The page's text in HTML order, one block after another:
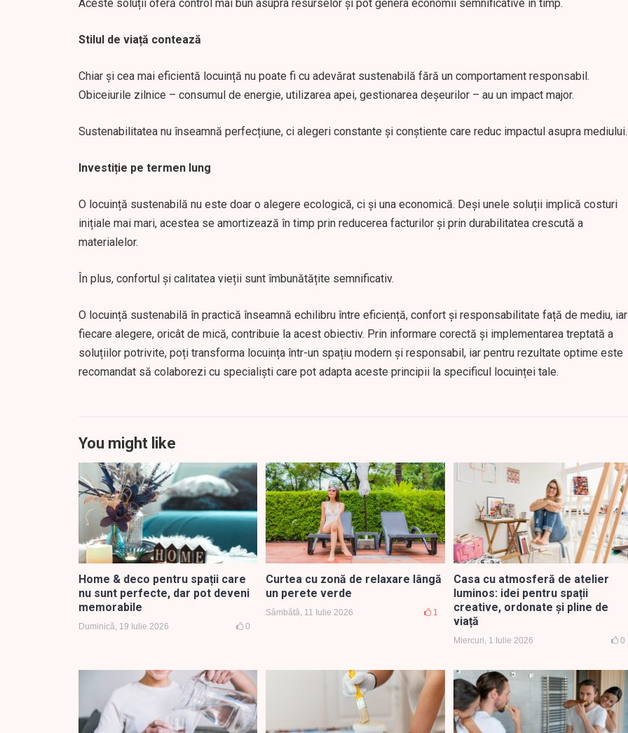
Aceste soluții oferă control mai bun asupra resurselor și pot genera economii semnificative în timp.
Stilul de viață contează
Chiar și cea mai eficientă locuință nu poate fi cu adevărat sustenabilă fără un comportament responsabil.
Obiceiurile zilnice – consumul de energie, utilizarea apei, gestionarea deșeurilor – au un impact major.
Sustenabilitatea nu înseamnă perfecțiune, ci alegeri constante și conștiente care reduc impactul asupra mediului.
Investiție pe termen lung
O locuință sustenabilă nu este doar o alegere ecologică, ci și una economică. Deși unele soluții implică costuri
inițiale mai mari, acestea se amortizează în timp prin reducerea facturilor și prin durabilitatea crescută a
materialelor.
În plus, confortul și calitatea vieții sunt îmbunătățite semnificativ.
O locuință sustenabilă în practică înseamnă echilibru între eficiență, confort și responsabilitate față de mediu, iar
fiecare alegere, oricât de mică, contribuie la acest obiectiv. Prin informare corectă și implementarea treptată a
soluțiilor potrivite, poți transforma locuința într-un spațiu modern și responsabil, iar pentru rezultate optime este
recomandat să colaborezi cu specialiști care pot adapta aceste principii la specificul locuinței tale.
You might like
Home & deco pentru spații care
nu sunt perfecte, dar pot deveni
memorabile
Duminică, 19 Iulie 2026 0
Curtea cu zonă de relaxare lângă
un perete verde
Sâmbătă, 11 Iulie 2026 1
Casa cu atmosferă de atelier
luminos: idei pentru spații
creative, ordonate și pline de
viață
Miercuri, 1 Iulie 2026 0